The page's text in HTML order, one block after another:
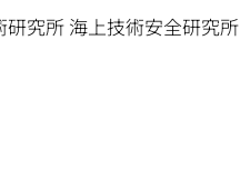
究所 海上技術安全研究所